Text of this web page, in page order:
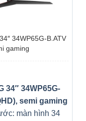
34WP65G-B.ATV
gaming
34″ 34WP65G-
semi gaming
màn hình 34